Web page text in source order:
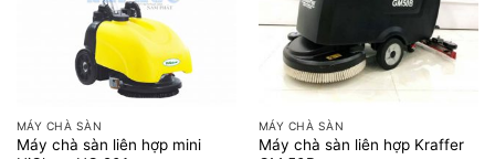
MÁY CHÀ SÀN
Máy chà sàn liên hợp mini
MÁY CHÀ SÀN
Máy chà sàn liên hợp Kraffer